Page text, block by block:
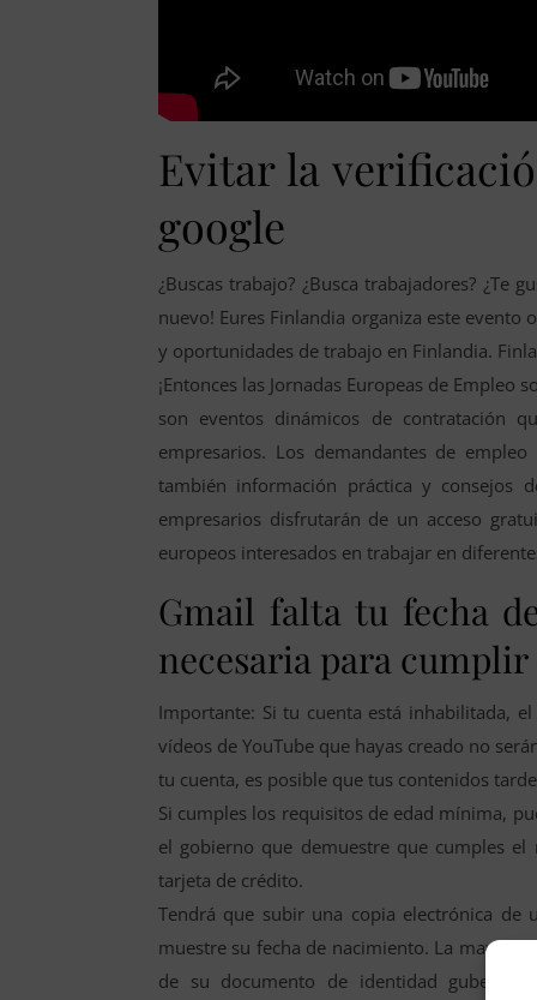
Evitar la
google
¿Buscas trabajo? ¿Busca trabajadores? ¿Te
nuevo! Eures Finlandia organiza este
y oportunidades de trabajo en Finlandia.
¡Entonces las Jornadas Europeas de Empleo
son eventos dinámicos de contratación
empresarios. Los demandantes de
también información práctica y consejos
empresarios disfrutarán de un acceso
europeos interesados en trabajar en
Gmail falta tu fecha
necesaria para cumplir
Importante: Si tu cuenta está inhabilitada,
vídeos de YouTube que hayas creado no
tu cuenta, es posible que tus contenidos
Si cumples los requisitos de edad mínima,
el gobierno que demuestre que cumples
tarjeta de crédito.
Tendrá que subir una copia electrónica
muestre su fecha de nacimiento. La
de su documento de identidad